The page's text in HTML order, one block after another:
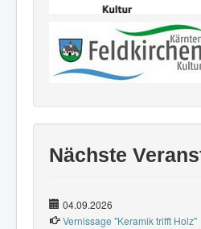
Nächste
04.09.2026
Vernissage "Keramik trifft Holz"